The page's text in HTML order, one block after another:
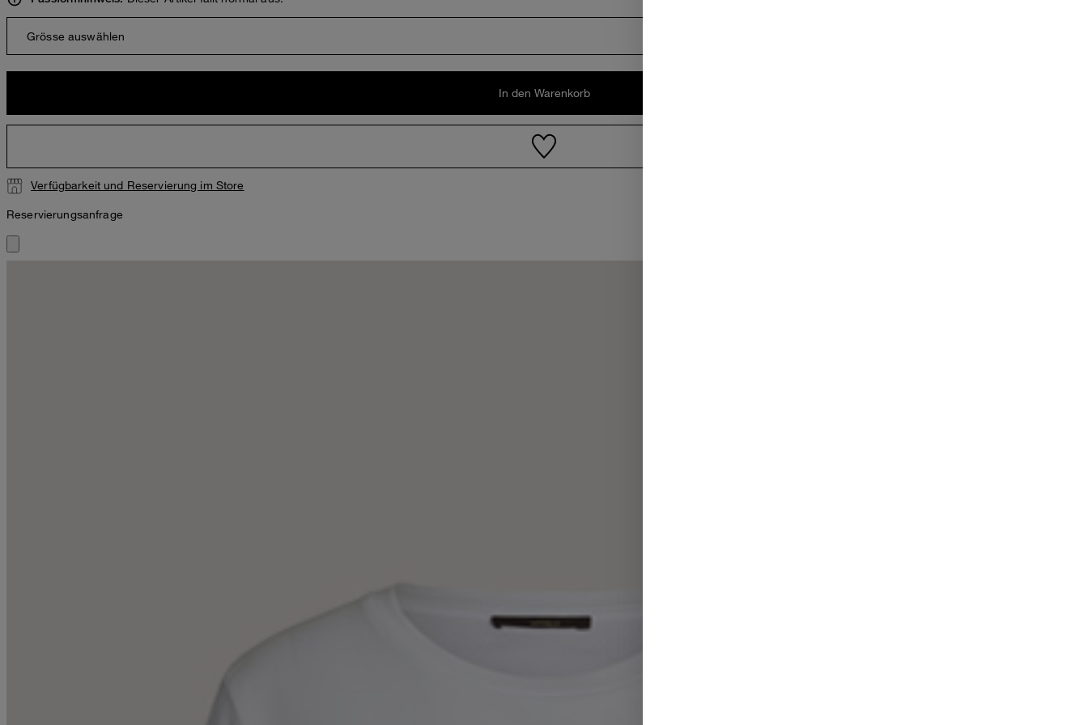
Grösse auswählen
In den Warenkorb
Verfügbarkeit und Reservierung im Store
Reservierungsanfrage